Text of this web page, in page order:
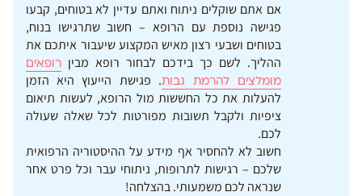
אם אתם שוקלים ניתוח ואתם עדיין לא בטוחים, קבעו
פגישה נוספת עם הרופא – חשוב שתרגישו בנוח,
בטוחים ושבעי רצון מאיש המקצוע שיעבור איתכם את
ההליך. לשם כך בידכם לבחור רופא מבין רופאים
מומלצים להרמת גבות. פגישת הייעוץ היא הזמן
להעלות את כל החששות מול הרופא, לעשות תיאום
ציפיות ולקבל תשובות מפורטות לכל שאלה שעולה
לכם.
חשוב לא להחסיר אף מידע על ההיסטוריה הרפואית
שלכם – רגישות לתרופות, ניתוחי עבר וכל פרט אחר
שנראה לכם משמעותי. בהצלחה!